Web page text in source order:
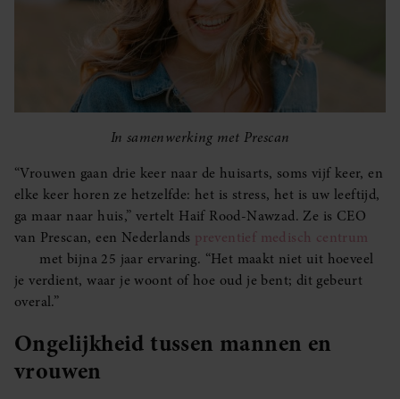
In samenwerking met Prescan
“Vrouwen gaan drie keer naar de huisarts, soms vijf keer, en
elke keer horen ze hetzelfde: het is stress, het is uw leeftijd,
ga maar naar huis,” vertelt Haif Rood-Nawzad. Ze is CEO
van Prescan, een Nederlands preventief medisch centrum
met bijna 25 jaar ervaring. “Het maakt niet uit hoeveel
je verdient, waar je woont of hoe oud je bent; dit gebeurt
overal.”
Ongelijkheid tussen mannen en
vrouwen